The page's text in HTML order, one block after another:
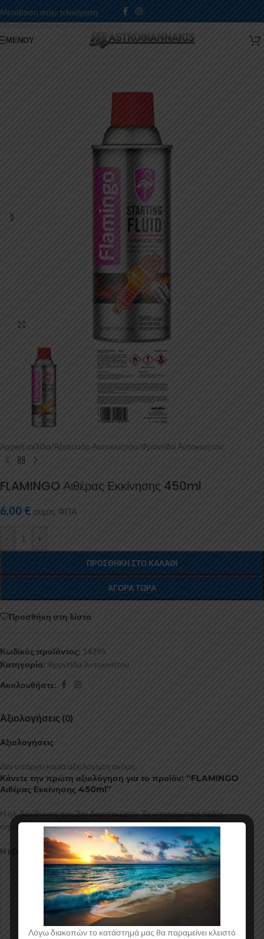
Μετάβαση στην πλοήγηση
Μετάβαση στο κύριο περιεχόμενο
ΜΕΝΟΎ
Αρχική σελίδα/Αξεσουάρ Αυτοκινήτου/Φροντίδα Αυτοκινήτου
FLAMINGO Αιθέρας Εκκίνησης 450ml
6,00 € συμπ. ΦΠΑ
- +
ΠΡΟΣΘΉΚΗ ΣΤΟ ΚΑΛΆΘΙ
ΑΓΟΡΆ ΤΏΡΑ
Προσθήκη στη λίστα
Κωδικός προϊόντος: 14295
Κατηγορία: Φροντίδα Αυτοκινήτου
Ακολουθήστε:
Αξιολογήσεις (0)
Αξιολογήσεις
Δεν υπάρχει καμία αξιολόγηση ακόμη.
Κάνετε την πρώτη αξιολόγηση για το προϊόν: “FLAMINGO
Αιθέρας Εκκίνησης 450ml”
Η ηλ. διεύθυνση σας δεν δημοσιεύεται.Τα υποχρεωτικά πεδία
σημειώνονται με*
Η αξιολόγησή σας*
Λόγω διακοπών το κατάστημά μας θα παραμείνει κλειστό